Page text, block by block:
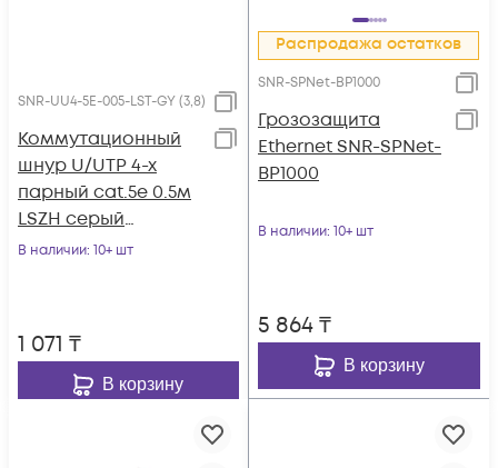
SNR-UU4-5E-005-LST-GY (3,8)
Коммутационный
шнур U/UTP 4-х
парный cat.5е 0.5м
LSZH серый
(диаметр 3,8 мм)
В наличии: 10+ шт
1 071 ₸
В корзину
Распродажа остатков
SNR-SPNet-BP1000
Грозозащита
Ethernet SNR-SPNet-
BP1000
В наличии: 10+ шт
5 864₸
В корзину